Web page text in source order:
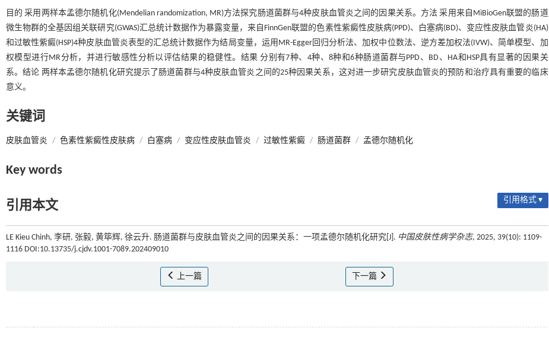
目的 采用两样本孟德尔随机化(Mendelian randomization, MR)方法探究肠道菌群与4种皮肤血管炎之间的因果关系。方法 采用来自MiBioGen联盟的肠道
微生物群的全基因组关联研究(GWAS)汇总统计数据作为暴露变量，来自FinnGen联盟的色素性紫癜性皮肤病(PPD)、白塞病(BD)、变应性皮肤血管炎(HA)
和过敏性紫癜(HSP)4种皮肤血管炎表型的汇总统计数据作为结局变量，运用MR-Egger回归分析法、加权中位数法、逆方差加权法(IVW)、简单模型、加
权模型进行MR分析，并进行敏感性分析以评估结果的稳健性。结果 分别有7种、4种、8种和6种肠道菌群与PPD、BD、HA和HSP具有显著的因果关
系。结论 两样本孟德尔随机化研究提示了肠道菌群与4种皮肤血管炎之间的25种因果关系，这对进一步研究皮肤血管炎的预防和治疗具有重要的临床
意义。
关键词
皮肤血管炎 / 色素性紫癜性皮肤病 / 白塞病 / 变应性皮肤血管炎 / 过敏性紫癜 / 肠道菌群 / 孟德尔随机化
Key words
引用本文 引用格式 ▾
LE Kieu Chinh, 李研, 张毅, 黄筚辉, 徐云升. 肠道菌群与皮肤血管炎之间的因果关系：一项孟德尔随机化研究[J]. 中国皮肤性病学杂志, 2025, 39(10): 1109-
1116 DOI:10.13735/j.cjdv.1001-7089.202409010
上一篇 下一篇